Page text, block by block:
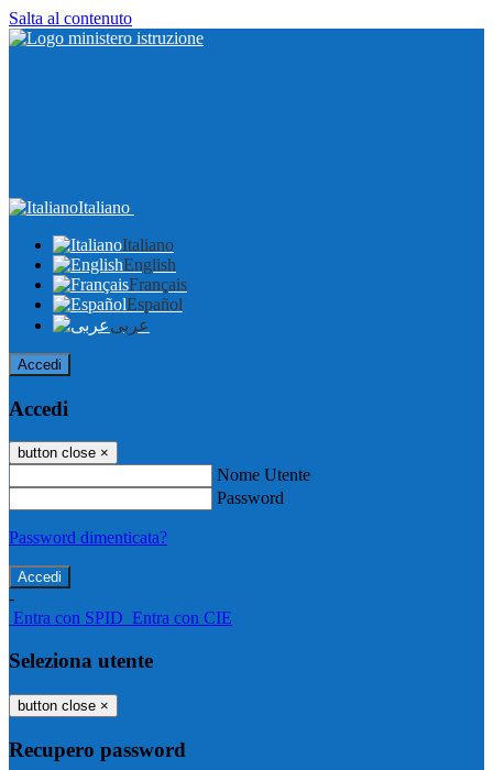
Salta al contenuto
Italiano
Italiano
English
Français
Español
عربى
Accedi
Accedi
button close ×
Nome Utente
Password
Password dimenticata?
-
Entra con SPID Entra con CIE
Seleziona utente
button close ×
Recupero password